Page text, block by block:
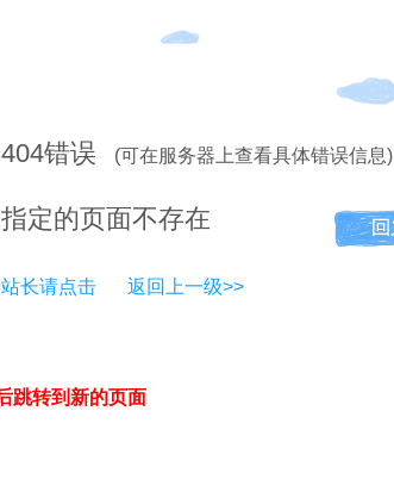
404错误 (可在服务器上查看具体错误信息)
指定的页面不存在
站长请点击 返回上一级>>